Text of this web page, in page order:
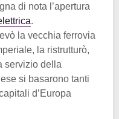
di nota l’apertura
.
la vecchia ferrovia
la ristrutturò,
servizio della
si basarono tanti
d’Europa